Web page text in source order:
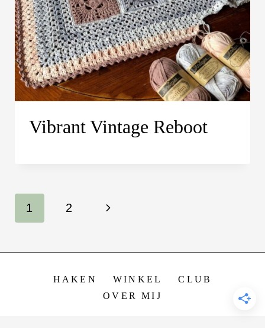
Vibrant Vintage Reboot
Paginanavigatie
1 2 V
HAKEN WINKEL
CLUB
OVER MIJ